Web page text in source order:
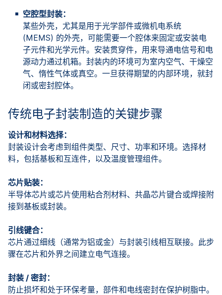
空腔型封装：
某些外壳，尤其是用于光学部件或微机电系统
(MEMS) 的外壳，可能需要一个腔体来固定或安装电
子元件和光学元件。安装贯穿件，用来导通电信号和电
源动力通过机箱。封装内的环境可为室内空气、干燥空
气、惰性气体或真空。一旦获得期望的内部环境，就封
闭或密封腔体。
传统电子封装制造的关键步骤
设计和材料选择：
封装设计会考虑到组件类型、尺寸、功率和环境。选择材
料，包括基板和互连件，以及温度管理组件。
芯片贴装：
半导体芯片或芯片使用粘合剂材料、共晶芯片键合或焊接附
接到基板或封装。
引线键合：
芯片通过细线（通常为铝或金）与封装引线相互联接。此步
骤在芯片和外界之间建立电气连接。
封装 / 密封：
防止损坏和处于环保考量，部件和电线密封在保护树脂中。